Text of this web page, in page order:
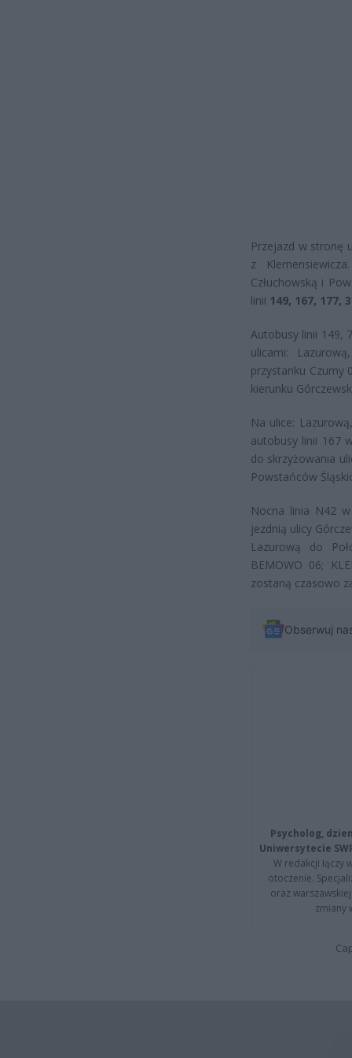
Przejazd w stronę
z
Człuchowską i
linii 149, 167, 177,
Autobusy linii 149,
ulicami:
przystanku Czumy
kierunku
Na ulice:
autobusy linii 167
do skrzyżowania
Powstańców
Nocna linia N42
jezdnią ulicy
Lazurową do
BEMOWO 06;
zostaną czasowo
Obserwuj
Psycholog,
Uniwersytecie
W redakcji łączy
otoczenie.
oraz
zmiany